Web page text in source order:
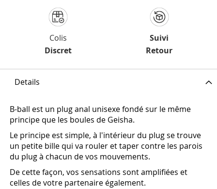
Colis
Discret
Suivi
Retour
Details
B-ball est un plug anal unisexe fondé sur le même
principe que les boules de Geisha.
Le principe est simple, à l'intérieur du plug se trouve
un petite bille qui va rouler et taper contre les parois
du plug à chacun de vos mouvements.
De cette façon, vos sensations sont amplifiées et
celles de votre partenaire également.